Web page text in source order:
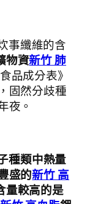
事纖維的含
物資新竹 肺
品成分表》
固然分歧種
夜。
種類中熱量
盛的新竹 高
量較高的是